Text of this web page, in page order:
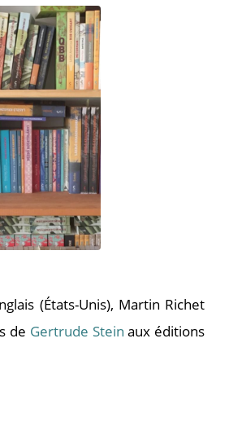
(États-Unis), Martin Richet
de Gertrude Stein aux éditions